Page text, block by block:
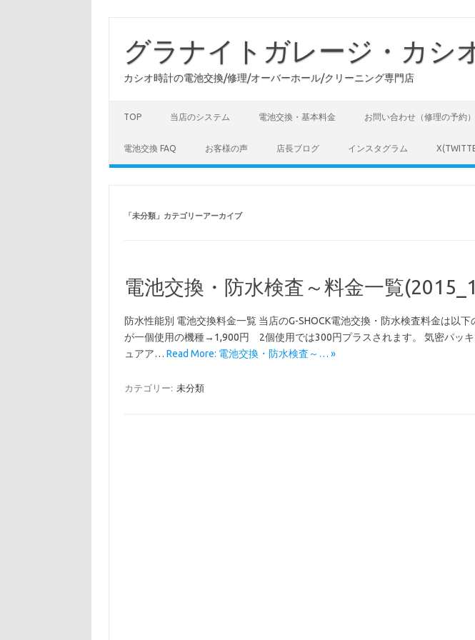
グラナイトガレージ・カシ
カシオ時計の電池交換/修理/オーバーホール/クリーニング専門店
TOP 当店のシステム 電池交換・基本料金 お問い合わせ（修理の予約）
電池交換 FAQ お客様の声 店長ブログ インスタグラム
「未分類」カテゴリーアーカイブ
電池交換・防水検査～料金一覧
防水性能別 電池交換料金一覧 当店のG-SHOCK電池交換・防水検査料金は以下
が一個使用の機種→1,900円 2個使用では300円プラスされます。 気密パッ
ュアア… Read More: 電池交換・防水検査～… »
カテゴリー: 未分類